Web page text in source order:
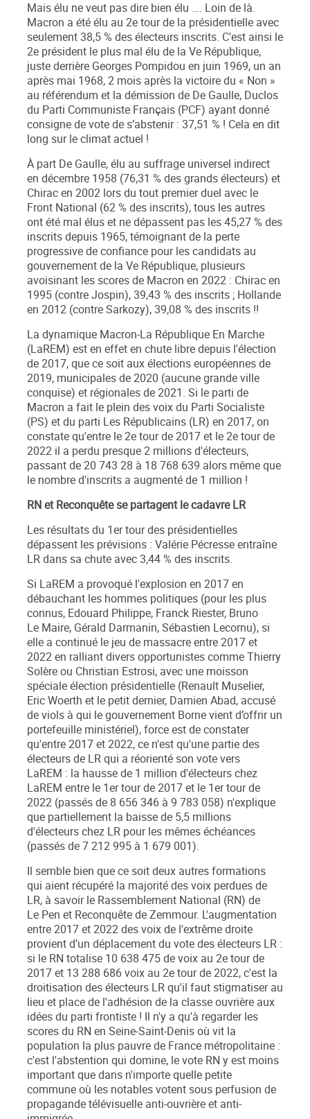
Mais élu ne veut pas dire bien élu …. Loin de là.
Macron a été élu au 2etour de la présidentielle avec
seulement38,5 % des électeurs inscrits. C'est ainsi le
2e président le plus mal élu de la Ve République,
juste derrière Georges Pompidou en juin 1969, un an
après mai 1968, 2 mois après la victoire du « Non »
au référendum et la démission de De Gaulle, Duclos
du Parti Communiste Français (PCF) ayant donné
consigne de vote de s’abstenir : 37,51 % ! Cela en dit
long sur le climat actuel !
À part De Gaulle, élu au suffrage universel indirect
en décembre 1958 (76,31 % des grands électeurs) et
Chirac en 2002 lors du tout premier duel avec le
Front National (62 % des inscrits), tous les autres
ont été mal élus et ne dépassent pas les 45,27 % des
inscrits depuis 1965, témoignant de la perte
progressive de confiance pour les candidats au
gouvernement de la Ve République, plusieurs
avoisinant les scores de Macron en 2022 : Chirac en
1995 (contre Jospin), 39,43 % des inscrits ; Hollande
en 2012 (contre Sarkozy), 39,08 % des inscrits !!
La dynamique Macron-La République En Marche
(LaREM) est en effet en chute libre depuis l'élection
de 2017, que ce soit aux élections européennes de
2019, municipales de 2020 (aucune grande ville
conquise) et régionales de 2021. Si le parti de
Macron a fait le plein des voix du Parti Socialiste
(PS) et du parti Les Républicains (LR) en 2017, on
constate qu'entre le 2etour de 2017 et le 2etour de
2022 il a perdu presque 2 millions d'électeurs,
passant de 20 743 28 à 18 768 639 alors même que
le nombre d'inscrits a augmenté de 1 million !
RN et Reconquête se partagent le cadavre LR
Les résultats du 1ertour des présidentielles
dépassent les prévisions : Valérie Pécresse entraîne
LR dans sa chute avec3,44% des inscrits.
Si LaREM a provoqué l'explosion en 2017 en
débauchant les hommes politiques (pour les plus
connus, Edouard Philippe, Franck Riester, Bruno
Le Maire, Gérald Darmanin, Sébastien Lecornu), si
elle a continué le jeu de massacre entre 2017 et
2022 en ralliant divers opportunistes comme Thierry
Solère ou Christian Estrosi, avec une moisson
spéciale élection présidentielle (Renault Muselier,
Eric Woerth et le petit dernier, Damien Abad, accusé
de viols à qui le gouvernement Borne vient d’offrir un
portefeuille ministériel), force est de constater
qu'entre 2017 et 2022, ce n'est qu'une partie des
électeurs de LR qui a réorienté son vote vers
LaREM : la hausse de 1 million d'électeurs chez
LaREM entre le 1ertour de 2017 et le 1ertour de
2022 (passés de 8 656 346 à 9 783 058) n'explique
que partiellement la baisse de 5,5 millions
d'électeurs chez LR pour les mêmes échéances
(passés de 7 212 995 à 1 679 001).
Il semble bien que ce soit deux autres formations
qui aient récupéré la majorité des voix perdues de
LR, à savoir le Rassemblement National (RN) de
Le Pen et Reconquêtede Zemmour. L'augmentation
entre 2017 et 2022 des voix de l'extrême droite
provient d’un déplacement du vote des électeurs LR :
si le RN totalise 10 638 475 de voix au 2etour de
2017 et 13 288 686 voix au 2etour de 2022, c'est la
droitisation des électeurs LR qu'il faut stigmatiser au
lieu et place de l'adhésion de la classe ouvrière aux
idées du parti frontiste ! Il n'y a qu'à regarder les
scores du RN en Seine-Saint-Denis où vit la
population la plus pauvre de France métropolitaine :
c'est l'abstention qui domine, le vote RN y est moins
important que dans n'importe quelle petite
commune où les notables votent sous perfusion de
propagande télévisuelle anti-ouvrière et anti-